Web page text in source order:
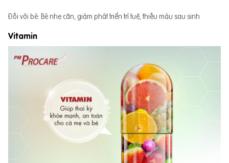
Đối với bé: Bé nhẹ cân, giảm phát triển trí tuệ, thiếu máu sau sinh
Vitamin